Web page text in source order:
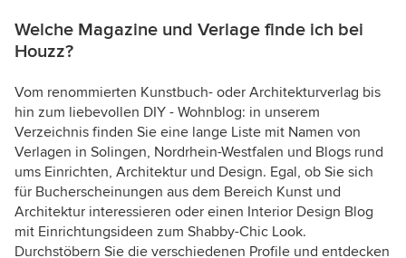
Welche Magazine und Verlage finde ich bei
Houzz?
Vom renommierten Kunstbuch- oder Architekturverlag bis
hin zum liebevollen DIY - Wohnblog: in unserem
Verzeichnis finden Sie eine lange Liste mit Namen von
Verlagen in Solingen, Nordrhein-Westfalen und Blogs rund
ums Einrichten, Architektur und Design. Egal, ob Sie sich
für Bucherscheinungen aus dem Bereich Kunst und
Architektur interessieren oder einen Interior Design Blog
mit Einrichtungsideen zum Shabby-Chic Look.
Durchstöbern Sie die verschiedenen Profile und entdecken